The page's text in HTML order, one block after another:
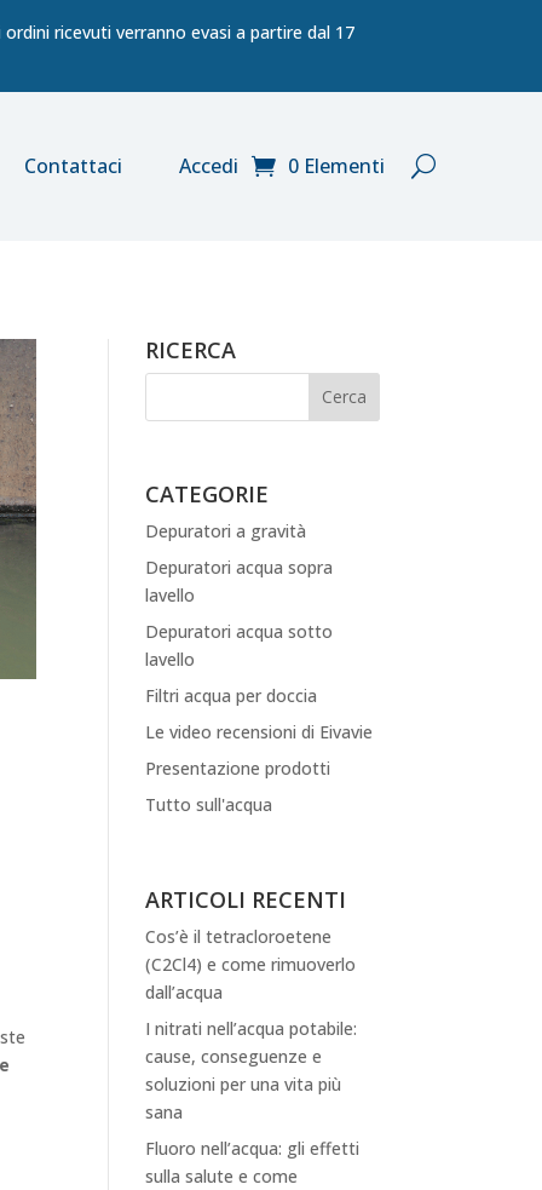
ricevuti verranno evasi a partire dal 17
Contattaci Accedi 0 Elementi
RICERCA
CATEGORIE
Depuratori a gravità
Depuratori acqua sopra
lavello
Depuratori acqua sotto
lavello
Filtri acqua per doccia
Le video recensioni di Eivavie
Presentazione prodotti
Tutto sull'acqua
ARTICOLI RECENTI
Cos’è il tetracloroetene
(C2Cl4) e come rimuoverlo
dall’acqua
I nitrati nell’acqua potabile:
cause, conseguenze e
soluzioni per una vita più
sana
Fluoro nell’acqua: gli effetti
sulla salute e come